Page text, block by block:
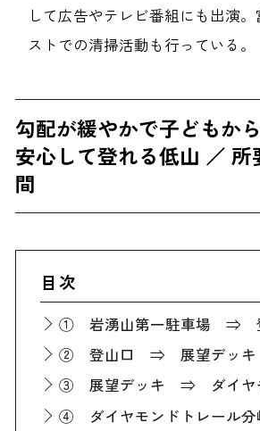
して広告やテレビ番組にも出演
ストでの清掃活動も行っている。
勾配が緩やかで子どもか
安心して登れる低山 ／ 所
間
目次